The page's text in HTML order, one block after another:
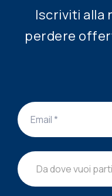
Iscriviti alla
perdere
Da dove vuoi